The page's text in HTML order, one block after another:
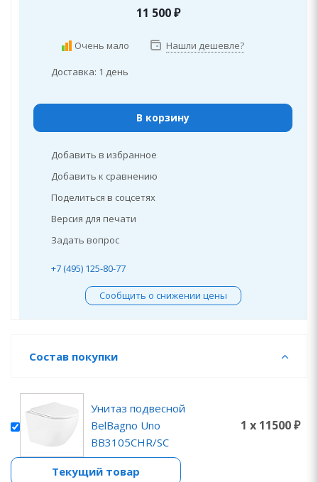
11 500₽
Очень мало Нашли дешевле?
Доставка: 1 день
В корзину
Добавить в избранное
Добавить к сравнению
Поделиться в соцсетях
Версия для печати
Задать вопрос
+7 (495) 125-80-77
Сообщить о снижении цены
Состав покупки
Унитаз подвесной
BelBagno Uno
BB3105CHR/SC
1 x 11500 ₽
Текущий товар